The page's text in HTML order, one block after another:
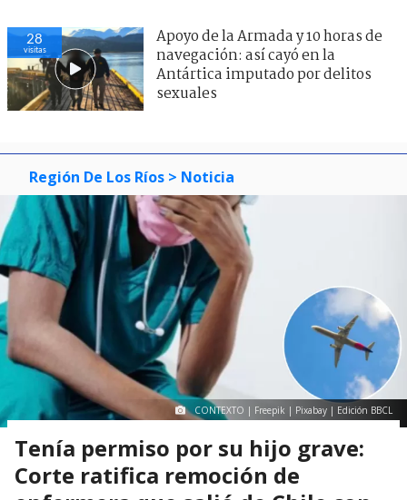
28
visitas
Apoyo de la Armada y 10 horas de
navegación: así cayó en la
Antártica imputado por delitos
sexuales
Región De Los Ríos > Noticia
CONTEXTO | Freepik | Pixabay | Edición BBCL
Tenía permiso por su hijo grave:
Corte ratifica remoción de